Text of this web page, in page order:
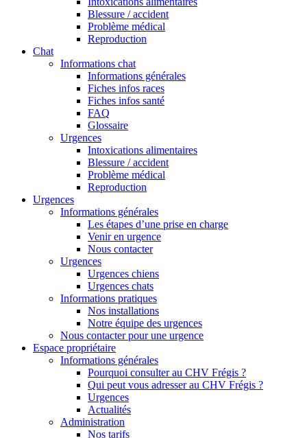
Blessure / accident
Problème médical
Reproduction
Chat
Informations chat
Informations générales
Fiches infos races
Fiches infos santé
FAQ
Glossaire
Urgences
Intoxications alimentaires
Blessure / accident
Problème médical
Reproduction
Urgences
Informations générales
Les étapes d’une prise en charge
Venir en urgence
Nous contacter
Urgences
Urgences chiens
Urgences chats
Informations pratiques
Nos installations
Notre équipe des urgences
Nous contacter pour une urgence
Espace propriétaire
Informations générales
Pourquoi consulter au CHV Frégis ?
Qui peut vous adresser au CHV Frégis ?
Urgences
Actualités
Administration
Nos tarifs